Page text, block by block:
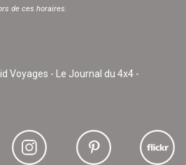
de ces horaires.
Voyages - Le Journal du 4x4 -